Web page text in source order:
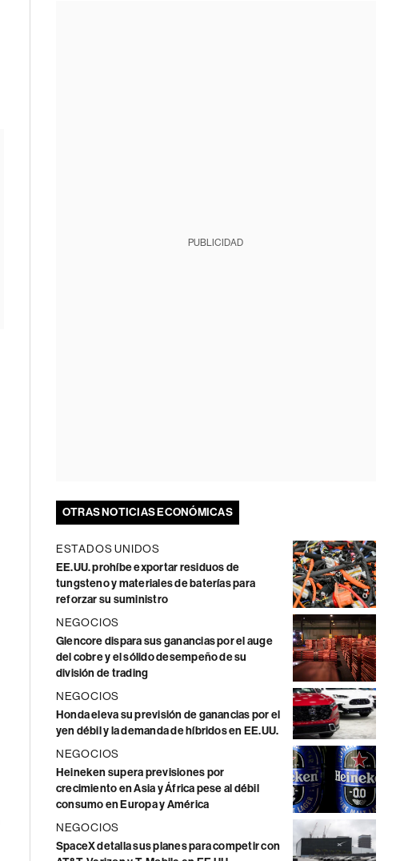
PUBLICIDAD
OTRAS NOTICIAS ECONÓMICAS
ESTADOS UNIDOS
EE.UU. prohíbe exportar residuos de
tungsteno y materiales de baterías para
reforzar su suministro
NEGOCIOS
Glencore dispara sus ganancias por el auge
del cobre y el sólido desempeño de su
división de trading
NEGOCIOS
Honda eleva su previsión de ganancias por el
yen débil y la demanda de híbridos en EE.UU.
NEGOCIOS
Heineken supera previsiones por
crecimiento en Asia y África pese al débil
consumo en Europa y América
NEGOCIOS
SpaceX detalla sus planes para competir con